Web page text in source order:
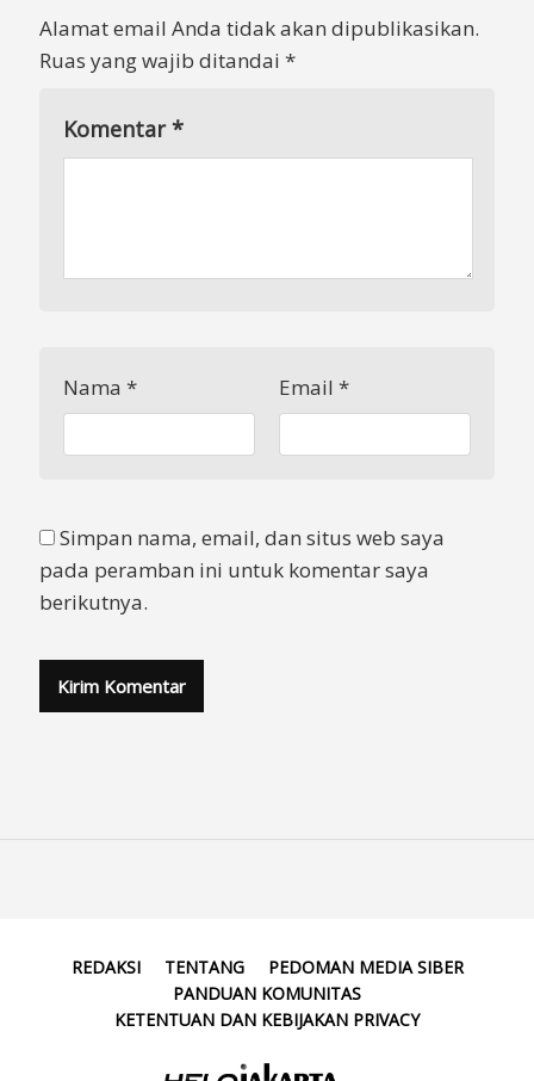
Alamat email Anda tidak akan dipublikasikan.
Ruas yang wajib ditandai *
Komentar*
Nama * Email *
Simpan nama, email, dan situs web saya
pada peramban ini untuk komentar saya
berikutnya.
REDAKSI TENTANG
PEDOMAN MEDIA SIBER
PANDUAN KOMUNITAS
KETENTUAN DAN KEBIJAKAN PRIVACY